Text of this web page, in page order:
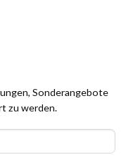
Sonderangebote
zu werden.